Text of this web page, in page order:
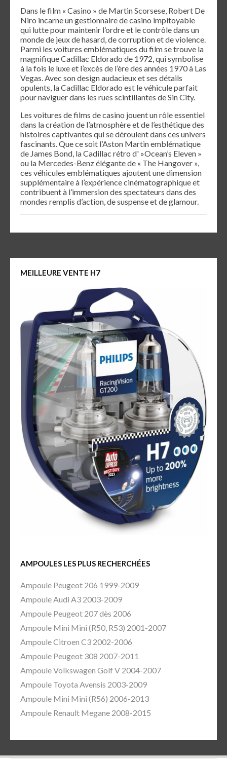
Dans le film « Casino » de Martin Scorsese, Robert De
Niro incarne un gestionnaire de casino impitoyable
qui lutte pour maintenir l’ordre et le contrôle dans un
monde de jeux de hasard, de corruption et de violence.
Parmi les voitures emblématiques du film se trouve la
magnifique Cadillac Eldorado de 1972, qui symbolise
à la fois le luxe et l’excès de l’ère des années 1970 à Las
Vegas. Avec son design audacieux et ses détails
opulents, la Cadillac Eldorado est le véhicule parfait
pour naviguer dans les rues scintillantes de Sin City.
Les voitures de films de casino jouent un rôle essentiel
dans la création de l’atmosphère et de l’esthétique des
histoires captivantes qui se déroulent dans ces univers
fascinants. Que ce soit l’Aston Martin emblématique
de James Bond, la Cadillac rétro d' »Ocean’s Eleven »
ou la Mercedes-Benz élégante de « The Hangover »,
ces véhicules emblématiques ajoutent une dimension
supplémentaire à l’expérience cinématographique et
contribuent à l’immersion des spectateurs dans des
mondes remplis d’action, de suspense et de glamour.
MEILLEURE VENTE H7
AMPOULES LES PLUS RECHERCHÉES
Ampoule Peugeot 206 1999-2009
Ampoule Audi A3 2003-2009
Ampoule Peugeot 207 dès 2006
Ampoule Mini Mini (R50, R53) 2001-2007
Ampoule Citroen C3 2002-2006
Ampoule Peugeot 308 2007-2011
Ampoule Volkswagen Golf V 2004-2007
Ampoule Toyota Avensis 2003-2009
Ampoule Mini Mini (R56) 2006-2013
Ampoule Renault Megane 2008-2015